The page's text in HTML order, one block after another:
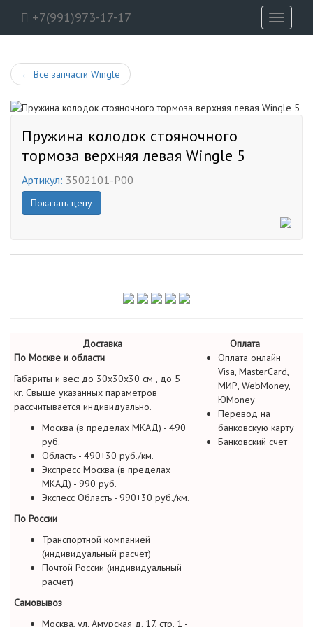
+7(991)973-17-17
Toggle
← Все запчасти Wingle
Пружина колодок стояночного
тормоза верхняя левая Wingle 5
Артикул: 3502101-P00
Показать цену
Доставка
Оплата
По Москве и области
Габариты и вес: до 30х30х30 см , до 5
кг. Свыше указанных параметров
рассчитывается индивидуально.
Москва (в пределах МКАД) - 490
руб.
Область - 490+30 руб./км.
Экспресс Москва (в пределах
МКАД) - 990 руб.
Экспесс Область - 990+30 руб./км.
По России
Транспортной компанией
(индивидуальный расчет)
Почтой России (индивидуальный
расчет)
Самовывоз
Москва, ул. Амурская д. 17, стр. 1 -
Оплата онлайн
Visa, MasterCard,
МИР, WebMoney,
ЮMoney
Перевод на
банковскую карту
Банковский счет